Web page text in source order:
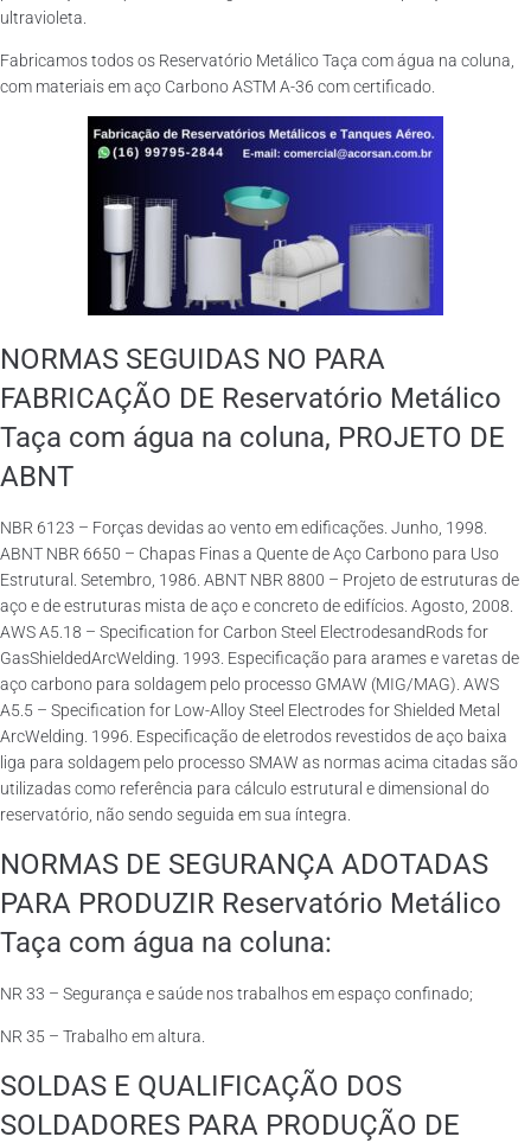
ultravioleta.
Fabricamos todos os Reservatório Metálico Taça com água na coluna,
com materiais em aço Carbono ASTM A-36 com certificado.
NORMAS SEGUIDAS NO PARA
FABRICAÇÃO DE Reservatório Metálico
Taça com água na coluna, PROJETO DE
ABNT
NBR 6123 – Forças devidas ao vento em edificações. Junho, 1998.
ABNT NBR 6650 – Chapas Finas a Quente de Aço Carbono para Uso
Estrutural. Setembro, 1986. ABNT NBR 8800 – Projeto de estruturas de
aço e de estruturas mista de aço e concreto de edifícios. Agosto, 2008.
AWS A5.18 – Specification for Carbon Steel ElectrodesandRods for
GasShieldedArcWelding. 1993. Especificação para arames e varetas de
aço carbono para soldagem pelo processo GMAW (MIG/MAG). AWS
A5.5 – Specification for Low-Alloy Steel Electrodes for Shielded Metal
ArcWelding. 1996. Especificação de eletrodos revestidos de aço baixa
liga para soldagem pelo processo SMAW as normas acima citadas são
utilizadas como referência para cálculo estrutural e dimensional do
reservatório, não sendo seguida em sua íntegra.
NORMAS DE SEGURANÇA ADOTADAS
PARA PRODUZIR Reservatório Metálico
Taça com água na coluna:
NR 33 – Segurança e saúde nos trabalhos em espaço confinado;
NR 35 – Trabalho em altura.
SOLDAS E QUALIFICAÇÃO DOS
SOLDADORES PARA PRODUÇÃO DE